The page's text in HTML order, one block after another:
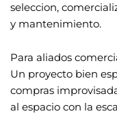
seleccion,
y mantenimiento.
Para aliados
Un proyecto bien
compras
al espacio con la